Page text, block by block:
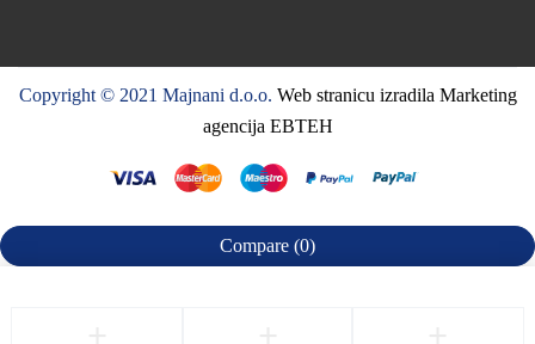
Copyright © 2021 Majnani d.o.o. Web stranicu izradila Marketing
agencija EBTEH
Compare (0)